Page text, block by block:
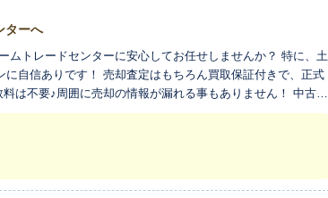
ターへ
トレードセンターに安心してお任せしませんか？ 特に、土
自信ありです！ 売却査定はもちろん買取保証付きで、正式
要♪周囲に売却の情報が漏れる事もありません！ 中古リ
年住宅産業